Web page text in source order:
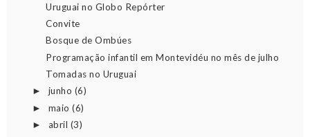
Uruguai no Globo Repórter
Convite
Bosque de Ombúes
Programação infantil em Montevidéu no mês de julho
Tomadas no Uruguai
► junho (6)
► maio(6)
► abril (3)